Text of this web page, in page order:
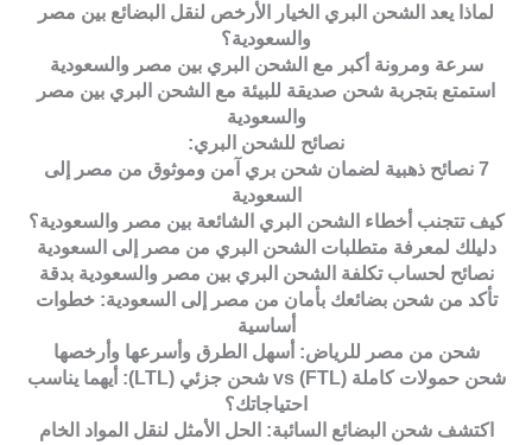
لماذا يعد الشحن البري الخيار الأرخص لنقل البضائع بين مصر
والسعودية؟
سرعة ومرونة أكبر مع الشحن البري بين مصر والسعودية
استمتع بتجربة شحن صديقة للبيئة مع الشحن البري بين مصر
والسعودية
نصائح للشحن البري:
7 نصائح ذهبية لضمان شحن بري آمن وموثوق من مصر إلى
السعودية
كيف تتجنب أخطاء الشحن البري الشائعة بين مصر والسعودية؟
دليلك لمعرفة متطلبات الشحن البري من مصر إلى السعودية
نصائح لحساب تكلفة الشحن البري بين مصر والسعودية بدقة
تأكد من شحن بضائعك بأمان من مصر إلى السعودية: خطوات
أساسية
شحن من مصر للرياض: أسهل الطرق وأسرعها وأرخصها
شحن حمولات كاملة (FTL) vs شحن جزئي (LTL): أيهما يناسب
احتياجاتك؟
اكتشف شحن البضائع السائبة: الحل الأمثل لنقل المواد الخام